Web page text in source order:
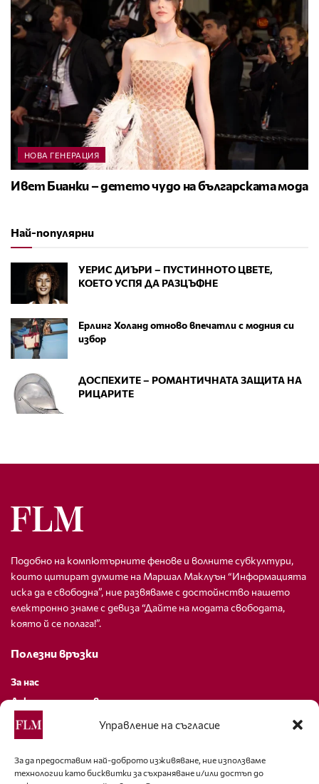
Управление на съгласие
За да предоставим най-доброто изживяване, ние използваме
технологии като бисквитки за съхраняване и/или достъп до
НОВА ГЕНЕРАЦИЯ
Ивет Бианки – детето чудо на българската мода
Най-популярни
УЕРИС ДИЪРИ – ПУСТИННОТО ЦВЕТЕ,
КОЕТО УСПЯ ДА РАЗЦЪФНЕ
Ерлинг Холанд отново впечатли с модния си
избор
ДОСПЕХИТЕ – РОМАНТИЧНАТА ЗАЩИТА НА
РИЦАРИТЕ
Подобно на компютърните фенове и волните субкултури,
които цитират думите на Маршал Маклуън “Информацията
иска да е свободна”, ние развяваме с достойнство нашето
електронно знаме с девиза “Дайте на модата свободата,
която й се полага!”.
Полезни връзки
За нас
Декларация за поверителност
Политика за бисквитки
За контакти